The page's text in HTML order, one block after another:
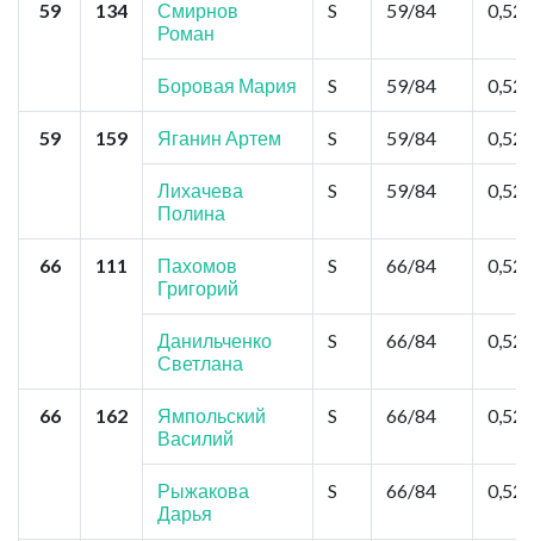
59 134
Смирнов
Роман
S 59/84 0,52
Боровая Мария S 59/84 0,52
59 159 Яганин Артем S 59/84 0,52
Лихачева
Полина
S 59/84 0,52
66 111
Пахомов
Григорий
S 66/84 0,52
Данильченко
Светлана
S 66/84 0,52
66 162
Ямпольский
Василий
S 66/84 0,52
Рыжакова
Дарья
S 66/84 0,52